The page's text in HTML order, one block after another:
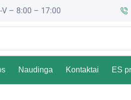
V – 8:00 – 17:00
Naudinga Kontaktai ES